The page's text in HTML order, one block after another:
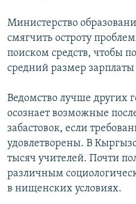
Министерство
смягчить остроту
поиском средств, чтобы
средний размер зарплаты
Ведомство лучше других
осознает возможные
забастовок, если
удовлетворены. В
тысяч учителей. Почти
различным
в нищенских условиях.